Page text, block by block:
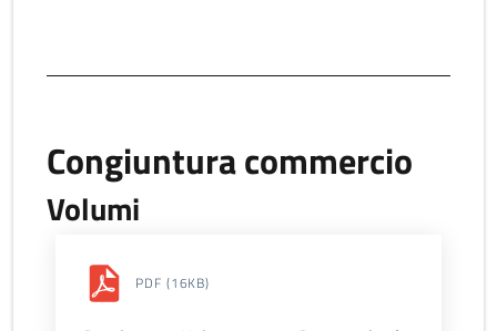
Congiuntura commercio
Volumi
PDF (16KB)